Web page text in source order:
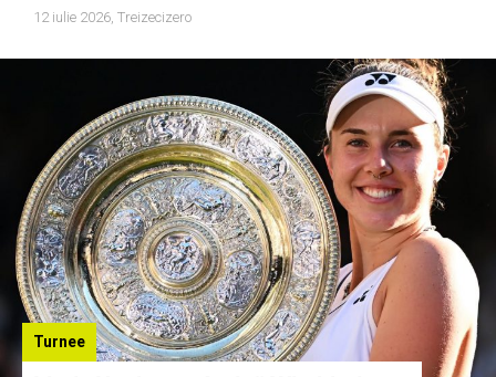
12 iulie 2026, Treizecizero
Turnee